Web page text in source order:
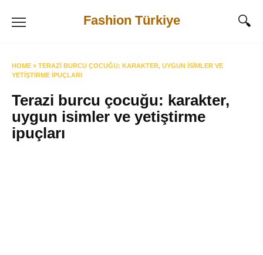
Fashion Türkiye
HOME » TERAZI BURCU ÇOCUĞU: KARAKTER, UYGUN ISIMLER VE
YETIŞTIRME IPUÇLARI
Terazi burcu çocuğu: karakter,
uygun isimler ve yetiştirme
ipuçları